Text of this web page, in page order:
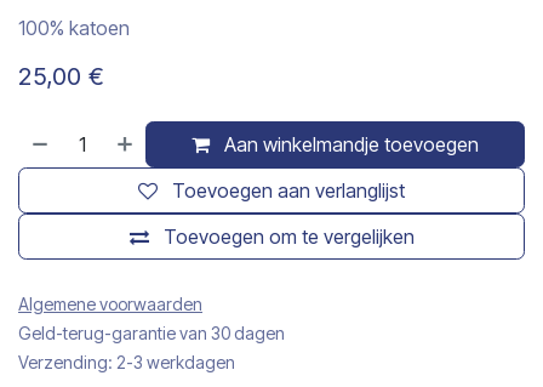
100% katoen
25,00 €
Aan winkelmandje toevoegen
Toevoegen om te vergelijken
Toevoegen aan verlanglijst
Algemene voorwaarden
Geld-terug-garantie van 30 dagen
Verzending: 2-3 werkdagen